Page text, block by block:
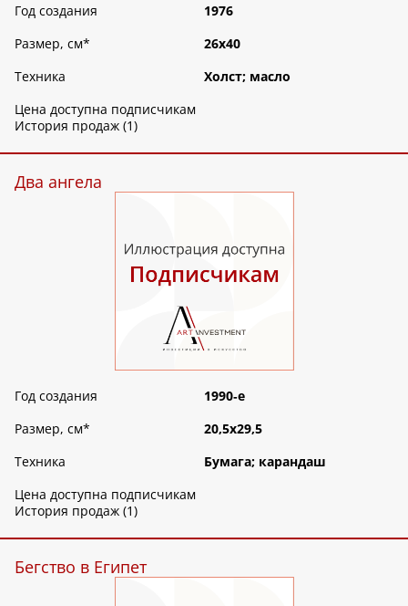
Год создания
1976
Размер, см*
26х40
Техника
Холст; масло
Цена доступна подписчикам
История продаж (1)
Два ангела
Год создания
1990‑е
Размер, см*
20,5х29,5
Техника
Бумага; карандаш
Цена доступна подписчикам
История продаж (1)
Бегство в Египет